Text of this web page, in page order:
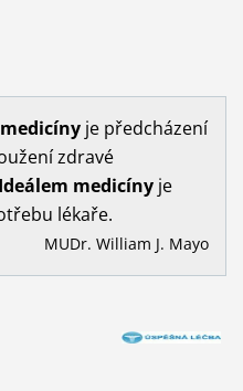
medicíny je předcházení
zdravé
Ideálem medicínyje
lékaře.
MUDr. William J. Mayo